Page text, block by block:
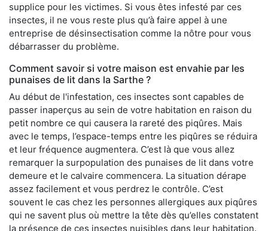
supplice pour les victimes. Si vous êtes infesté par ces
insectes, il ne vous reste plus qu’à faire appel à une
entreprise de désinsectisation comme la nôtre pour vous
débarrasser du problème.
Comment savoir si votre maison est envahie par les
punaises de lit dans la Sarthe ?
Au début de l'infestation, ces insectes sont capables de
passer inaperçus au sein de votre habitation en raison du
petit nombre ce qui causera la rareté des piqûres. Mais
avec le temps, l’espace-temps entre les piqûres se réduira
et leur fréquence augmentera. C’est là que vous allez
remarquer la surpopulation des punaises de lit dans votre
demeure et le calvaire commencera. La situation dérape
assez facilement et vous perdrez le contrôle. C’est
souvent le cas chez les personnes allergiques aux piqûres
qui ne savent plus où mettre la tête dès qu’elles constatent
la présence de ces insectes nuisibles dans leur habitation.